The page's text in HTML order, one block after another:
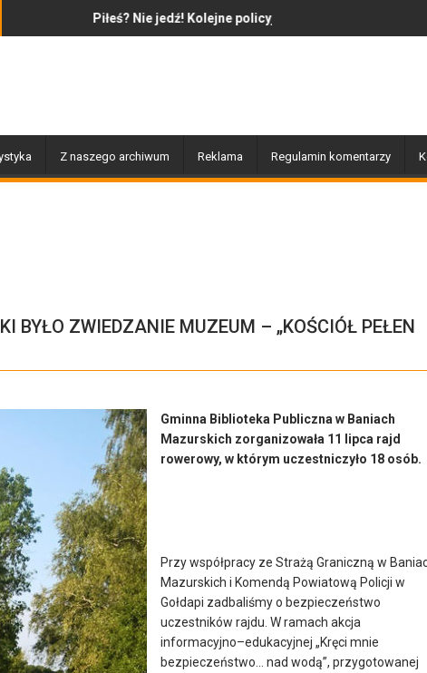
Nie jedź! Kolejne policyjne działania „Trzeźwość”Jazz to nie tylko muzyka –
Z naszego archiwum Reklama Regulamin komentarzy
BYŁO ZWIEDZANIE MUZEUM – „KOŚCIÓŁ PEŁEN
Gminna Biblioteka Publiczna w Baniach
Mazurskich zorganizowała 11 lipca rajd
rowerowy, w którym uczestniczyło 18 osób.
Przy współpracy ze Strażą Graniczną w
Mazurskich i Komendą Powiatową Policji w
Gołdapi zadbaliśmy o bezpieczeństwo
uczestników rajdu. W ramach akcja
informacyjno–edukacyjnej „Kręci mnie
bezpieczeństwo… nad wodą”, przygotowanej